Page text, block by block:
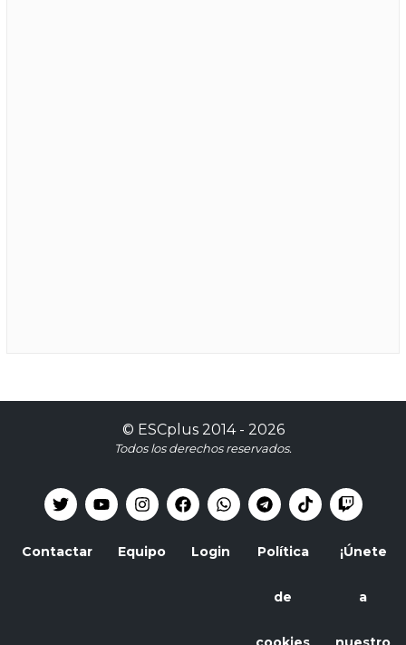
© ESCplus2014 - 2026
Todos los derechos reservados.
Contactar Equipo Login Política
de
¡Únete
a